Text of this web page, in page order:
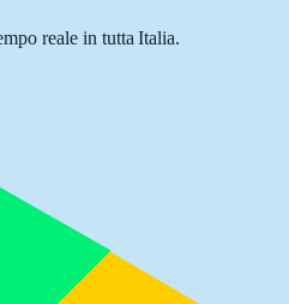
reale in tutta Italia.